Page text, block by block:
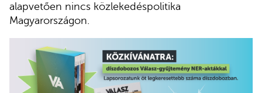
alapvetően nincs közlekedéspolitika
Magyarországon.